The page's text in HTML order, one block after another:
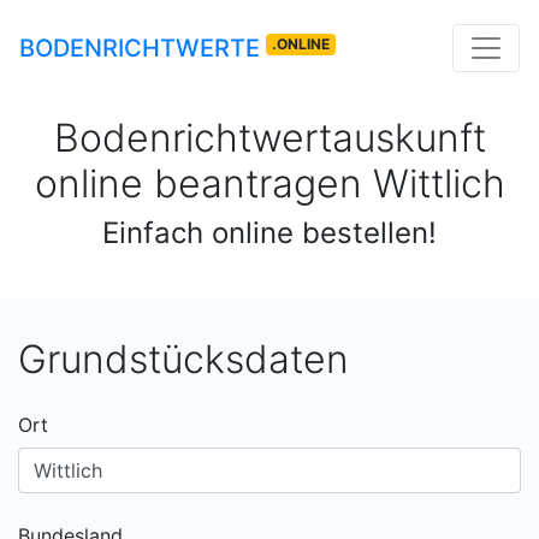
BODENRICHTWERTE .ONLINE
Bodenrichtwertauskunft
online beantragen Wittlich
Einfach online bestellen!
Grundstücksdaten
Ort